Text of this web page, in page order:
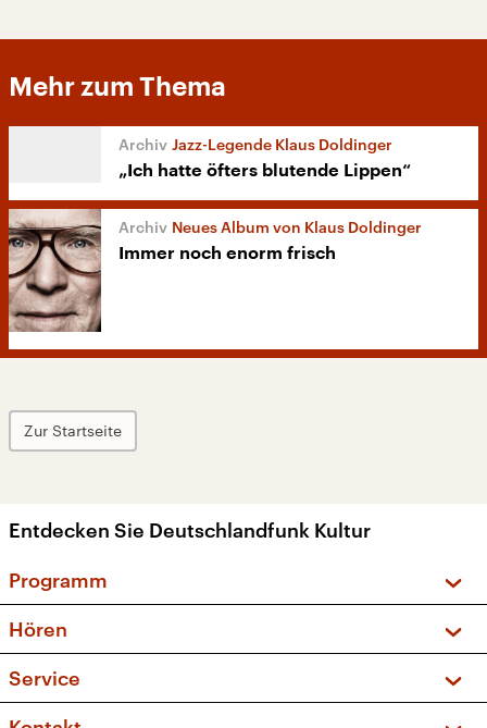
Mehr zum Thema
Jazz-Legende Klaus Doldinger
„Ich hatte öfters blutende Lippen“
Neues Album von Klaus Doldinger
Immer noch enorm frisch
Zur Startseite
Entdecken Sie Deutschlandfunk Kultur
Programm
Sendungen und Podcasts
Musikliste
Hören
Frequenzen (UKW + DAB+)
Service
FAQ